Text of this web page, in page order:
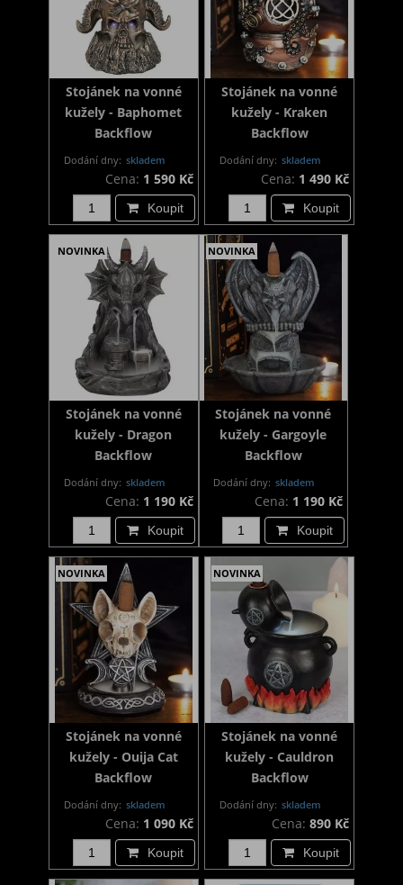
Stojánek na vonné
kužely - Baphomet
Backflow
Dodání dny: skladem
Cena: 1 590 Kč
Koupit
Stojánek na vonné
kužely - Kraken
Backflow
Dodání dny: skladem
Cena: 1 490 Kč
Koupit
NOVINKA
Stojánek na vonné
kužely - Dragon
Backflow
Dodání dny: skladem
Cena: 1 190 Kč
Koupit
NOVINKA
Stojánek na vonné
kužely - Gargoyle
Backflow
Dodání dny: skladem
Cena: 1 190 Kč
Koupit
NOVINKA
Stojánek na vonné
kužely - Ouija Cat
Backflow
Dodání dny: skladem
Cena: 1 090 Kč
Koupit
NOVINKA
Stojánek na vonné
kužely - Cauldron
Backflow
Dodání dny: skladem
Cena: 890 Kč
Koupit